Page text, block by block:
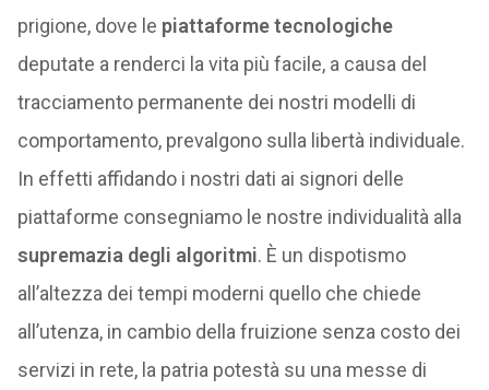
prigione, dove le piattaforme tecnologiche
deputate a renderci la vita più facile, a causa del
tracciamento permanente dei nostri modelli di
comportamento, prevalgono sulla libertà individuale.
In effetti affidando i nostri dati ai signori delle
piattaforme consegniamo le nostre individualità alla
supremazia degli algoritmi. È un dispotismo
all’altezza dei tempi moderni quello che chiede
all’utenza, in cambio della fruizione senza costo dei
servizi in rete, la patria potestà su una messe di